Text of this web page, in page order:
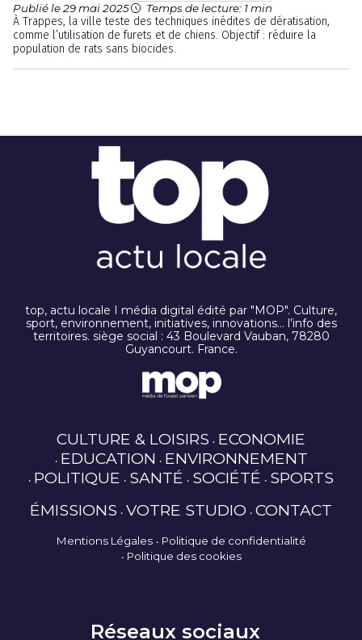
Publié le 29 mai 2025 Temps de lecture: 1 min
À Trappes, la ville teste des techniques inédites de dératisation,
comme l’utilisation de furets et de chiens. Objectif : réduire la
population de rats sans biocides.
top, actu locale I média digital édité par "MOP". Culture,
sport, environnement, initiatives, innovations… l’info des
territoires. siège social : 43 Boulevard Vauban, 78280
Guyancourt. France.
CULTURE & LOISIRS ECONOMIE
EDUCATION ENVIRONNEMENT
POLITIQUE SANTÉ SOCIÉTÉ SPORTS
ÉMISSIONS VOTRE STUDIO CONTACT
Mentions Légales
Politique de confidentialité
Politique des cookies
Réseaux sociaux